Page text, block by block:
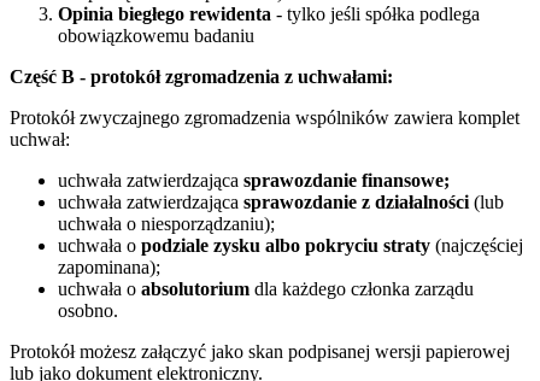
Opinia biegłego rewidenta - tylko jeśli spółka podlega
obowiązkowemu badaniu
Część B - protokół zgromadzenia z uchwałami:
Protokół zwyczajnego zgromadzenia wspólników zawiera komplet
uchwał:
uchwała zatwierdzająca sprawozdanie finansowe;
uchwała zatwierdzająca sprawozdanie z działalności (lub
uchwała o niesporządzaniu);
uchwała o podziale zysku albo pokryciu straty (najczęściej
zapominana);
uchwała o absolutorium dla każdego członka zarządu
osobno.
Protokół możesz załączyć jako skan podpisanej wersji papierowej
lub jako dokument elektroniczny.